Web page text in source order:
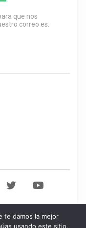
que nos
correo es:
reservadosDesarollo
te damos la mejor
usando este sitio,